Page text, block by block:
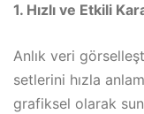
1. Hızlı ve Etkili
Anlık veri
setlerini hızla
grafiksel olarak